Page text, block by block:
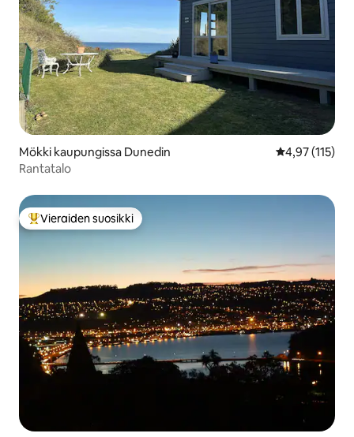
Mökki kaupungissa Dunedin
4,97 (115)
Rantatalo
Vieraiden suosikkien parhaimmistoa
Vieraiden suosikki